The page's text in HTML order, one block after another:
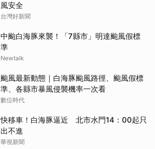
風安全
台灣好新聞
中颱白海豚來襲！「7縣市」明達颱風假標
準
Newtalk
颱風最新動態｜白海豚颱風路徑、颱風假標
準、各縣市暴風侵襲機率一次看
數位時代
快移車！白海豚逼近 北市水門14：00起只
出不進
華視新聞